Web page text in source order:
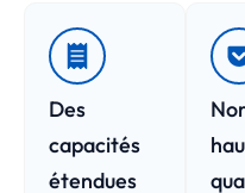
Des
capacités
étendues